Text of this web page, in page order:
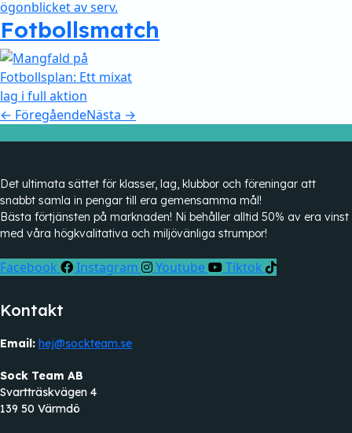
Fotbollsmatch
← FöregåendeNästa →
Det ultimata sättet för klasser, lag, klubbor och föreningar att
snabbt samla in pengar till era gemensamma mål!
Bästa förtjänsten på marknaden! Ni behåller alltid 50% av era vinst
med våra högkvalitativa och miljövänliga strumpor!
Facebook Instagram Youtube Tiktok
Kontakt
Email: hej@sockteam.se
Sock Team AB
Svartträskvägen 4
139 50 Värmdö